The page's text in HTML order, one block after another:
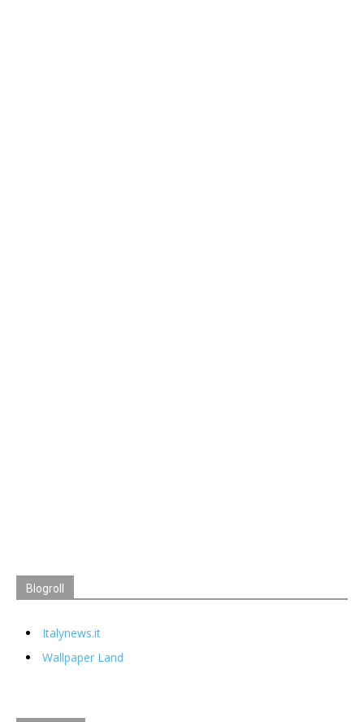
Blogroll
Italynews.it
Wallpaper Land